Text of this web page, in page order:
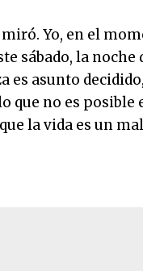
Yo, en el
sábado, la noche
es asunto
no es posible
la vida es un